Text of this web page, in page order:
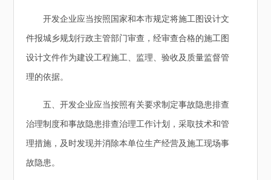
开发企业应当按照国家和本市规定将施工图设计文
件报城乡规划行政主管部门审查，经审查合格的施工图
设计文件作为建设工程施工、监理、验收及质量监督管
理的依据。
五、开发企业应当按照有关要求制定事故隐患排查
治理制度和事故隐患排查治理工作计划，采取技术和管
理措施，及时发现并消除本单位生产经营及施工现场事
故隐患。